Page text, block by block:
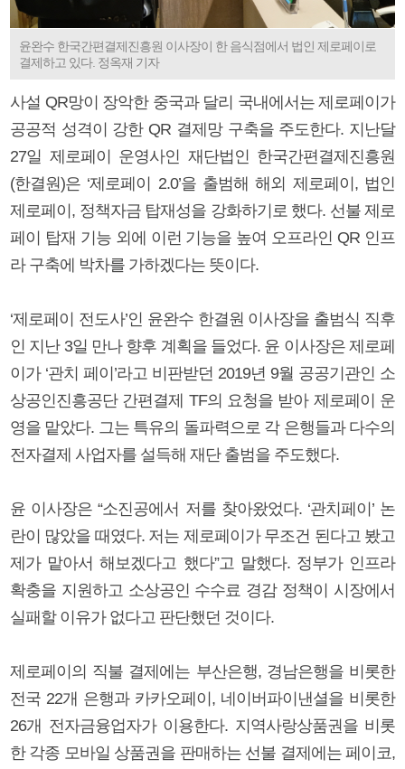
윤완수 한국간편결제진흥원 이사장이 한 음식점에서 법인 제로페이로
결제하고 있다. 정옥재 기자
사설 QR망이 장악한 중국과 달리 국내에서는 제로페이가
공공적 성격이 강한 QR 결제망 구축을 주도한다. 지난달
27일 제로페이 운영사인 재단법인 한국간편결제진흥원
(한결원)은 ‘제로페이 2.0’을 출범해 해외 제로페이, 법인
제로페이, 정책자금 탑재성을 강화하기로 했다. 선불 제로
페이 탑재 기능 외에 이런 기능을 높여 오프라인 QR 인프
라 구축에 박차를 가하겠다는 뜻이다.
‘제로페이 전도사’인 윤완수 한결원 이사장을 출범식 직후
인 지난 3일 만나 향후 계획을 들었다. 윤 이사장은 제로페
이가 ‘관치 페이’라고 비판받던 2019년 9월 공공기관인 소
상공인진흥공단 간편결제 TF의 요청을 받아 제로페이 운
영을 맡았다. 그는 특유의 돌파력으로 각 은행들과 다수의
전자결제 사업자를 설득해 재단 출범을 주도했다.
윤 이사장은 “소진공에서 저를 찾아왔었다. ‘관치페이’ 논
란이 많았을 때였다. 저는 제로페이가 무조건 된다고 봤고
제가 맡아서 해보겠다고 했다”고 말했다. 정부가 인프라
확충을 지원하고 소상공인 수수료 경감 정책이 시장에서
실패할 이유가 없다고 판단했던 것이다.
제로페이의 직불 결제에는 부산은행, 경남은행을 비롯한
전국 22개 은행과 카카오페이, 네이버파이낸셜을 비롯한
26개 전자금융업자가 이용한다. 지역사랑상품권을 비롯
한 각종 모바일 상품권을 판매하는 선불 결제에는 페이코,